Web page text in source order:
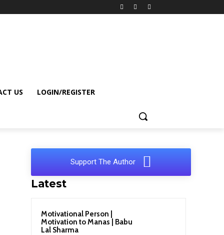
US LOGIN/REGISTER
Support The Author
Latest
Motivational Person |
Motivation to Manas | Babu
Lal Sharma